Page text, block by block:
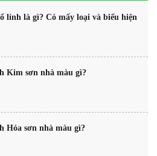
lính là gì? Có mấy loại và biểu hiện
Kim sơn nhà màu gì?
Hỏa sơn nhà màu gì?